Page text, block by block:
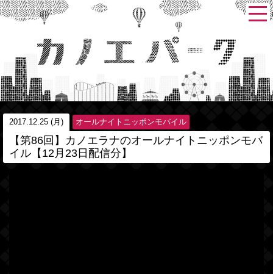
2017.12.25 (月) オールナイトニッポンモバイル
【第86回】カノエラナのオールナイトニッポンモバ
イル【12月23日配信分】